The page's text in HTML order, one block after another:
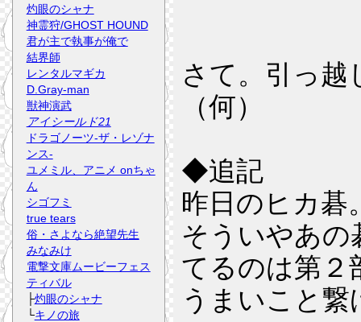
さて。引っ越
（何）
◆追記
昨日のヒカ碁
そういやあの
てるのは第２
うまいこと繋
灼眼のシャナ
神霊狩/GHOST HOUND
君が主で執事が俺で
結界師
レンタルマギカ
D.Gray-man
獣神演武
アイシールド21
ドラゴノーツ-ザ・レゾナ
ンス-
ユメミル、アニメ onちゃ
ん
シゴフミ
true tears
俗・さよなら絶望先生
みなみけ
電撃文庫ムービーフェス
ティバル
├灼眼のシャナ
└キノの旅